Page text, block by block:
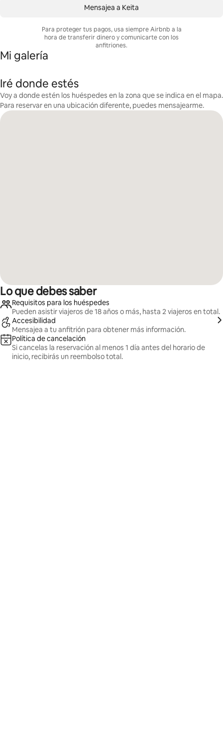
Mensajea a Keita
Para proteger tus pagos, usa siempre Airbnb a la
hora de transferir dinero y comunicarte con los
anfitriones.
Mi galería
Iré donde estés
Voy a donde estén los huéspedes en la zona que se indica en el mapa.
Para reservar en una ubicación diferente, puedes mensajearme.
Lo que debes saber
Requisitos para los huéspedes
Pueden asistir viajeros de 18 años o más, hasta 2 viajeros en total.
Accesibilidad
Mensajea a tu anfitrión para obtener más información.
Política de cancelación
Si cancelas la reservación al menos 1 día antes del horario de
inicio, recibirás un reembolso total.